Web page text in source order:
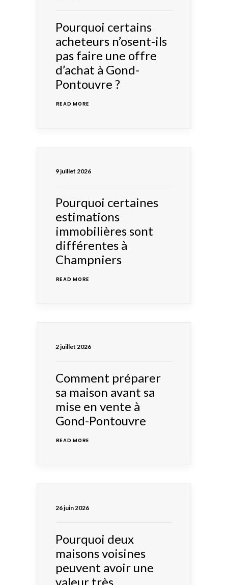
Pourquoi certains
acheteurs n’osent-ils
pas faire une offre
d’achat à Gond-
Pontouvre ?
READ MORE
9 juillet 2026
Pourquoi certaines
estimations
immobilières sont
différentes à
Champniers
READ MORE
2 juillet 2026
Comment préparer
sa maison avant sa
mise en vente à
Gond-Pontouvre
READ MORE
26 juin 2026
Pourquoi deux
maisons voisines
peuvent avoir une
valeur très